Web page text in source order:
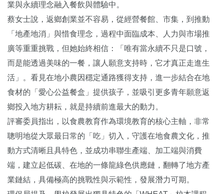
業與永續理念融入餐飲與體驗中。
蔡女士說，返鄉創業並不容易，從經營餐館、市集，到推動
「地產地消」與惜食理念，過程中面臨成本、人力與市場推
廣等重重挑戰，但她始終相信：「唯有當永續不只是口號，
而是能透過美味的一餐，讓人願意支持時，它才真正走進生
活」。看見在地小農因穩定通路獲得支持，進一步結合在地
食材的「愛心公益餐盒」提供孩子，並吸引更多青年願意返
鄉投入地方耕耘，就是持續前進最大的動力。
評審委員指出，以食農教育作為環境教育的核心主軸，非常
聰明地從大眾最日常的「吃」切入，守護在地食農文化，推
動方式清晰且具特色，並成功串聯生產端、加工端與消費
端，建立起低碳、在地的一條龍綠色供應鏈，翻轉了地方產
業鏈結，具備極高的挑戰性與示範性，發展潛力可期。